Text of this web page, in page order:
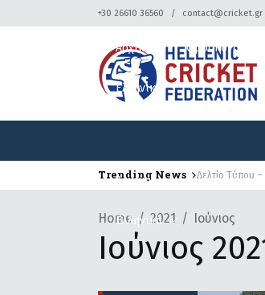
+30 26610 36560 contact@cricket.gr
Αρχική Ομοσπονδία
Ελληνικά
Αρχική Ομοσπονδία
Ελληνικά
Trending News Δελτίο Τύπου –
Home 2021 Ιούνιος
Ιούνιος